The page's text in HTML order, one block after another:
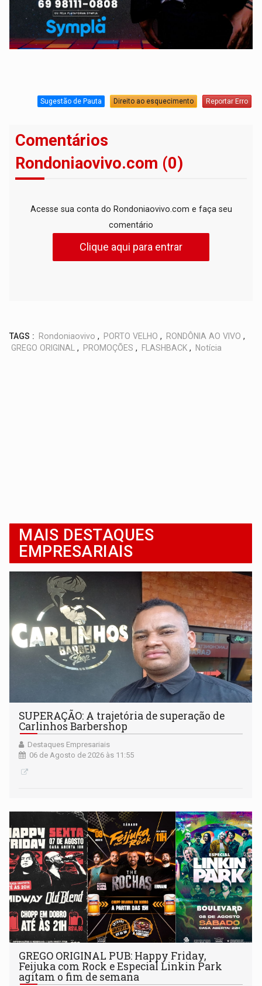
Sugestão de Pauta Direito ao esquecimento Reportar Erro
Comentários
Rondoniaovivo.com (0)
Acesse sua conta do Rondoniaovivo.com e faça seu
comentário
Clique aqui para entrar
TAGS : Rondoniaovivo , PORTO VELHO , RONDÔNIA AO VIVO ,
GREGO ORIGINAL
, PROMOÇÕES , FLASHBACK , Notícia
MAIS DESTAQUES
EMPRESARIAIS
SUPERAÇÃO: A trajetória de superação de
Carlinhos Barbershop
Destaques Empresariais
06 de Agosto de 2026 às 11:55
GREGO ORIGINAL PUB: Happy Friday,
Feijuka com Rock e Especial Linkin Park
agitam o fim de semana